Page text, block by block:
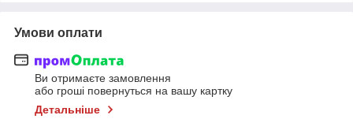
Умови оплати
Ви отримаєте замовлення
або гроші повернуться на вашу картку
Детальніше